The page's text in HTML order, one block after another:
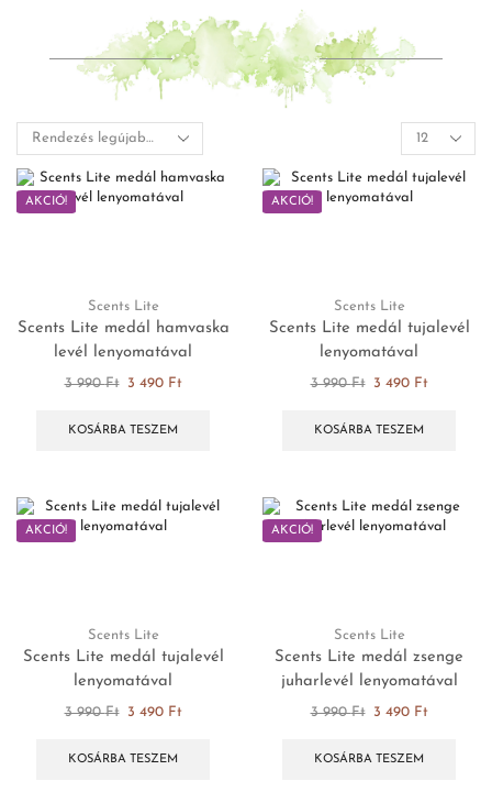
AKCIÓ!
Scents Lite
Scents Lite medál hamvaska
levél lenyomatával
3 990Ft 3 490 Ft
KOSÁRBA TESZEM
AKCIÓ!
Scents Lite
Scents Lite medál tujalevél
lenyomatával
3 990Ft 3 490 Ft
KOSÁRBA TESZEM
AKCIÓ!
Scents Lite
Scents Lite medál tujalevél
lenyomatával
3 990Ft 3 490 Ft
KOSÁRBA TESZEM
AKCIÓ!
Scents Lite
Scents Lite medál zsenge
juharlevél lenyomatával
3 990Ft 3 490 Ft
KOSÁRBA TESZEM